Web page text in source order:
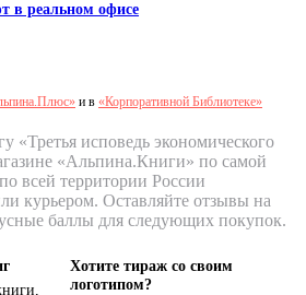
в реальном офисе
и в «Корпоративной Библиотеке»
«Третья исповедь экономического
«Альпина.Книги» по самой
всей территории России
курьером. Оставляйте отзывы на
баллы для следующих покупок.
Хотите тираж со своим
логотипом?